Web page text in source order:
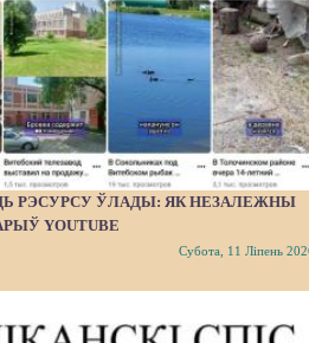
РЭСУРСУ ЎЛАДЫ: ЯК НЕЗАЛЕЖНЫ
YOUTUBE
Субота, 11 Ліпень